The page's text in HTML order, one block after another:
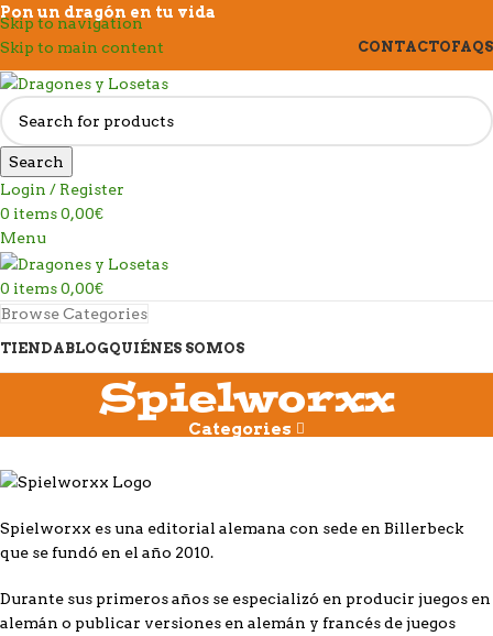
Skip to navigation
Skip to main content
Pon un dragón en tu vida
CONTACTOFAQS
Search
Login / Register
0 items0,00€
Menu
0 items0,00€
Browse Categories
TIENDABLOGQUIÉNES SOMOS
Spielworxx
Categories
Spielworxx es una editorial alemana con sede en Billerbeck
que se fundó en el año 2010.
Durante sus primeros años se especializó en producir juegos en
alemán o publicar versiones en alemán y francés de juegos